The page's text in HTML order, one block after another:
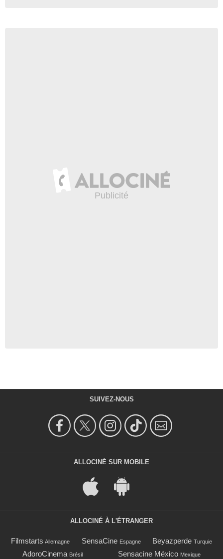
SUIVEZ-NOUS
ALLOCINÉ SUR MOBILE
ALLOCINÉ À L'ÉTRANGER
Filmstarts Allemagne SensaCine Espagne Beyazperde Turquie
AdoroCinema Brésil Sensacine México Mexique